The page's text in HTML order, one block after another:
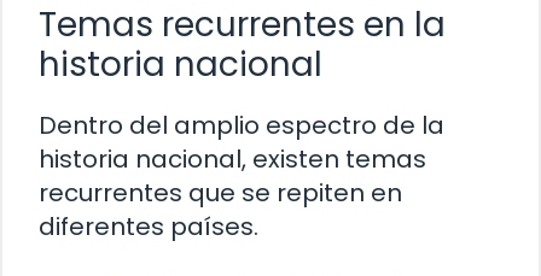
Temas recurrentes en la
historia nacional
Dentro del amplio espectro de la
historia nacional, existen temas
recurrentes que se repiten en
diferentes países.